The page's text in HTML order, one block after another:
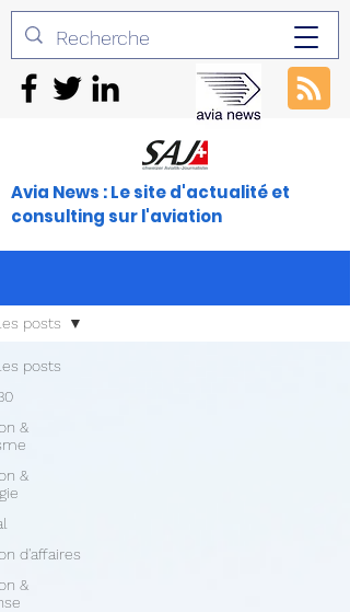
Avia News : Le site d'actualité et
consulting sur l'aviation
posts
&
&
d'affaires
&
posts